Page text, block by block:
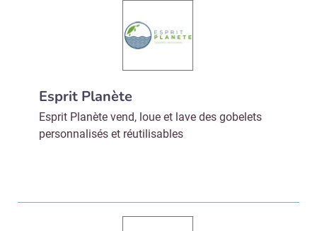
Esprit Planète
Esprit Planète vend, loue et lave des gobelets
personnalisés et réutilisables